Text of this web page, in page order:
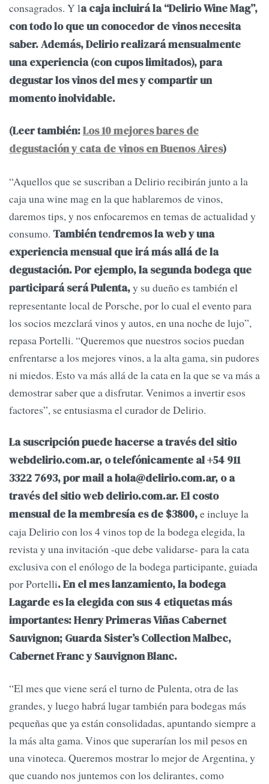
consagrados. Y la caja incluirá la “Delirio Wine Mag”,
con todo lo que un conocedor de vinos necesita
saber. Además, Delirio realizará mensualmente
una experiencia (con cupos limitados), para
degustar los vinos del mes y compartir un
momento inolvidable.
(Leer también:Los 10 mejores bares de
degustación y cata de vinos en Buenos Aires)
“Aquellos que se suscriban a Delirio recibirán junto a la
caja una wine mag en la que hablaremos de vinos,
daremos tips, y nos enfocaremos en temas de actualidad y
consumo. También tendremos la web y una
experiencia mensual que irá más allá de la
degustación. Por ejemplo, la segunda bodega que
participará será Pulenta,y su dueño es también el
representante local de Porsche, por lo cual el evento para
los socios mezclará vinos y autos, en una noche de lujo”,
repasa Portelli. “Queremos que nuestros socios puedan
enfrentarse a los mejores vinos, a la alta gama, sin pudores
ni miedos. Esto va más allá de la cata en la que se va más a
demostrar saber que a disfrutar. Venimos a invertir esos
factores”, se entusiasma el curador de Delirio.
La suscripción puede hacerse a través del sitio
webdelirio.com.ar, o telefónicamente al +54 911
3322 7693, por mail ahola@delirio.com.ar, o a
través del sitio web delirio.com.ar. El costo
mensual de la membresía es de $3800,e incluye la
caja Delirio con los 4 vinos top de la bodega elegida, la
revista y una invitación -que debe validarse- para la cata
exclusiva con el enólogo de la bodega participante, guiada
por Portelli. En el mes lanzamiento, la bodega
Lagarde es la elegida con sus 4 etiquetas más
importantes: Henry Primeras Viñas Cabernet
Sauvignon; Guarda Sister’s Collection Malbec,
Cabernet Franc y Sauvignon Blanc.
“El mes que viene será el turno de Pulenta, otra de las
grandes, y luego habrá lugar también para bodegas más
pequeñas que ya están consolidadas, apuntando siempre a
la más alta gama. Vinos que superarían los mil pesos en
una vinoteca. Queremos mostrar lo mejor de Argentina, y
que cuando nos juntemos con los delirantes, como